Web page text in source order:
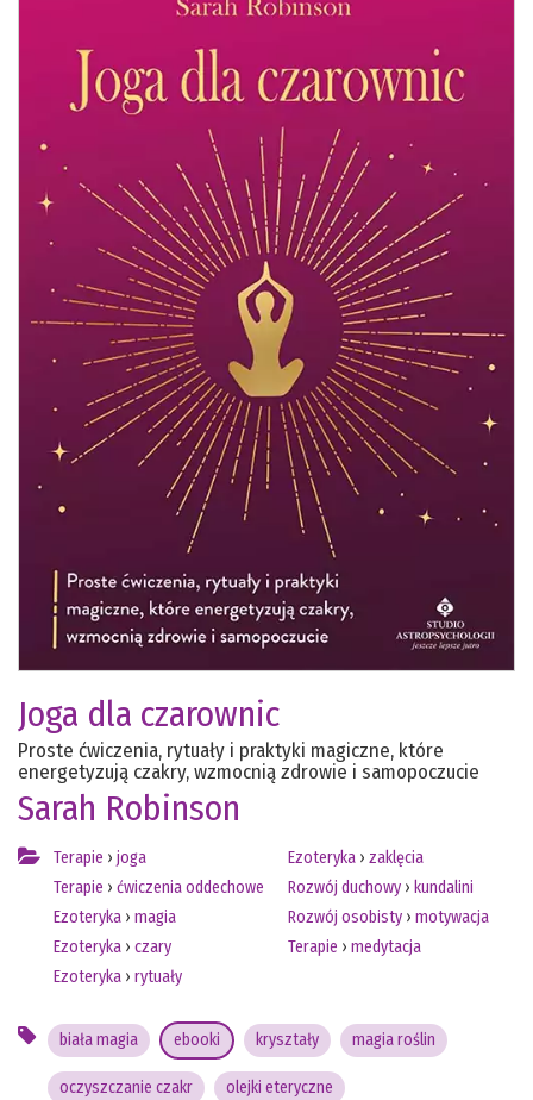
Joga dla czarownic
Proste ćwiczenia, rytuały i praktyki magiczne, które
energetyzują czakry, wzmocnią zdrowie i samopoczucie
Sarah Robinson
Terapie › joga
Terapie › ćwiczenia oddechowe
Ezoteryka › magia
Ezoteryka › czary
Ezoteryka › rytuały
Ezoteryka › zaklęcia
Rozwój duchowy › kundalini
Rozwój osobisty › motywacja
Terapie › medytacja
biała magia ebooki kryształy magia roślin
oczyszczanie czakr olejki eteryczne